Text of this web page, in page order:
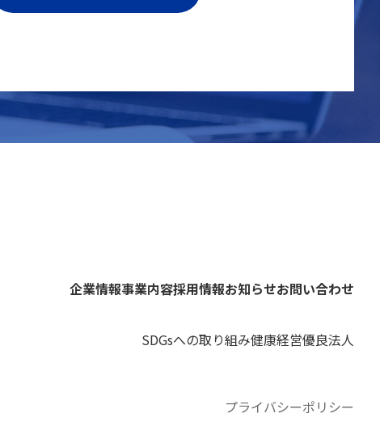
企業情報事業内容採用情報お知らせお問い合わせ
SDGsへの取り組み健康経営優良法人
プライバシーポリシー